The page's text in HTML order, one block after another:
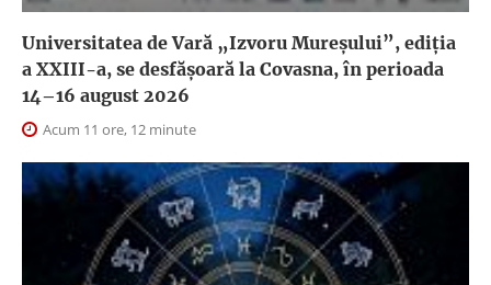
Universitatea de Vară „Izvoru Mureșului”, ediția
a XXIII-a, se desfășoară la Covasna, în perioada
14–16 august 2026
Acum 11 ore, 12 minute